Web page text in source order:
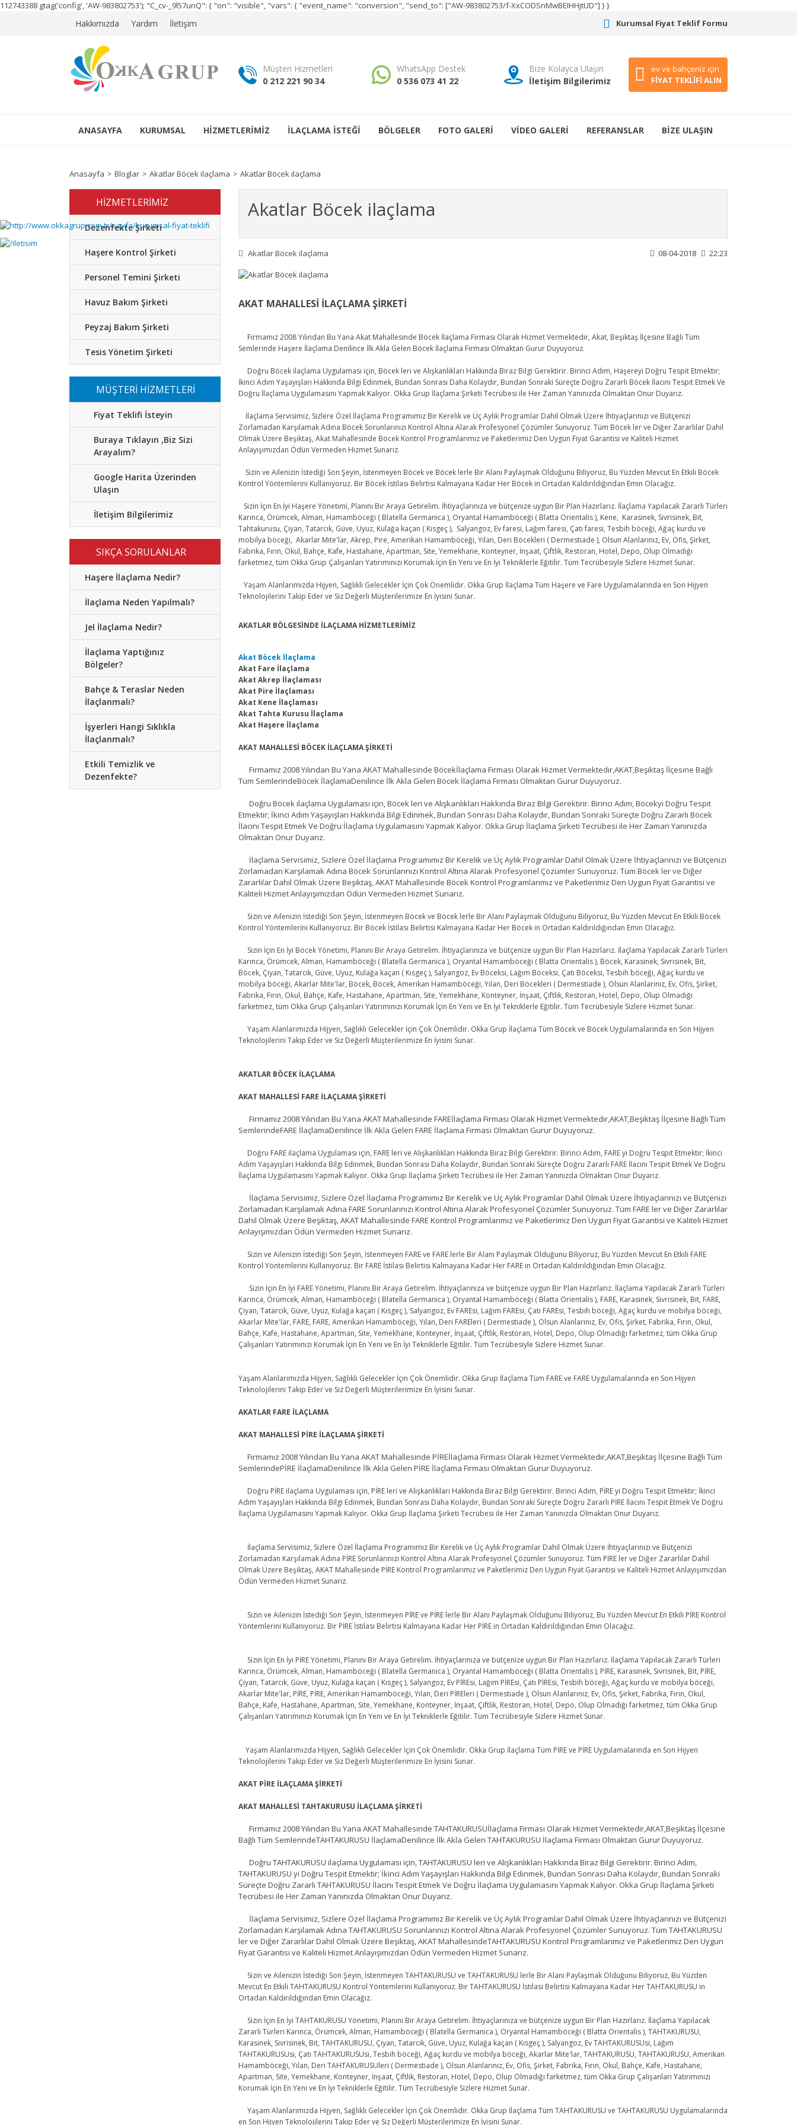
112743388 gtag('config', 'AW-983802753'); "C_cv-_9l57unQ": { "on": "visible", "vars": { "event_name": "conversion", "send_to": ["AW-983802753/f-XxCODSnMwBEIHHjtUD"] } }
Hakkımızda Yardım İletişim Kurumsal Fiyat Teklif Formu
Müşteri Hizmetleri
0 212 221 90 34
WhatsApp Destek
0 536 073 41 22
Bize Kolayca Ulaşın
İletişim Bilgilerimiz
ev ve bahçeniz için
FİYAT TEKLİFİ ALIN
ANASAYFA KURUMSAL HİZMETLERİMİZ İLAÇLAMA İSTEĞİ BÖLGELER FOTO GALERİ VİDEO GALERİ REFERANSLAR BİZE ULAŞIN
Anasayfa Bloglar Akatlar Böcek ilaçlama Akatlar Böcek ilaçlama
HİZMETLERİMİZ
Dezenfekte Şirketi
Haşere Kontrol Şirketi
Personel Temini Şirketi
Havuz Bakım Şirketi
Peyzaj Bakım Şirketi
Tesis Yönetim Şirketi
MÜŞTERİ HİZMETLERİ
Fiyat Teklifi İsteyin
Buraya Tıklayın ,Biz Sizi
Arayalım?
Google Harita Üzerinden
Ulaşın
İletişim Bilgilerimiz
SIKÇA SORULANLAR
Haşere İlaçlama Nedir?
İlaçlama Neden Yapılmalı?
Jel İlaçlama Nedir?
İlaçlama Yaptığınız
Bölgeler?
Bahçe & Teraslar Neden
İlaçlanmalı?
İşyerleri Hangi Sıklıkla
İlaçlanmalı?
Etkili Temizlik ve
Dezenfekte?
Akatlar Böcek ilaçlama
Akatlar Böcek ilaçlama 08-04-2018 22:23
AKAT MAHALLESİ İLAÇLAMA ŞİRKETİ
Firmamız 2008 Yılından Bu Yana Akat Mahallesinde Böcek İlaçlama Firması Olarak Hizmet Vermektedir, Akat, Beşiktaş İlçesine Bağlı Tüm
Semlerinde Haşere İlaçlama Denilince İlk Akla Gelen Böcek İlaçlama Firması Olmaktan Gurur Duyuyoruz.
Doğru Böcek ilaçlama Uygulaması için, Böcek leri ve Alışkanlıkları Hakkında Biraz Bilgi Gerektirir. Birinci Adım, Haşereyi Doğru Tespit Etmektir;
İkinci Adım Yaşayışları Hakkında Bilgi Edinmek, Bundan Sonrası Daha Kolaydır, Bundan Sonraki Süreçte Doğru Zararlı Böcek İlacını Tespit Etmek Ve
Doğru İlaçlama Uygulamasını Yapmak Kalıyor. Okka Grup İlaçlama Şirketi Tecrübesi ile Her Zaman Yanınızda Olmaktan Onur Duyarız.
İlaçlama Servisimiz, Sizlere Özel İlaçlama Programımız Bir Kerelik ve Üç Aylık Programlar Dahil Olmak Üzere İhtiyaçlarınızı ve Bütçenizi
Zorlamadan Karşılamak Adına Böcek Sorunlarınızı Kontrol Altına Alarak Profesyonel Çözümler Sunuyoruz. Tüm Böcek ler ve Diğer Zararlılar Dahil
Olmak Üzere Beşiktaş, Akat Mahallesinde Böcek Kontrol Programlarımız ve Paketlerimiz Den Uygun Fiyat Garantisi ve Kaliteli Hizmet
Anlayışımızdan Ödün Vermeden Hizmet Sunarız.
Sizin ve Ailenizin İstediği Son Şeyin, İstenmeyen Böcek ve Böcek lerle Bir Alanı Paylaşmak Olduğunu Biliyoruz, Bu Yüzden Mevcut En Etkili Böcek
Kontrol Yöntemlerini Kullanıyoruz. Bir Böcek İstilası Belirtisi Kalmayana Kadar Her Böcek in Ortadan Kaldırıldığından Emin Olacağız.
Sizin İçin En İyi Haşere Yönetimi, Planını Bir Araya Getirelim. İhtiyaçlarınıza ve bütçenize uygun Bir Plan Hazırlarız. İlaçlama Yapılacak Zararlı Türleri
Karınca, Örümcek, Alman, Hamamböceği ( Blatella Germanica ), Oryantal Hamamböceği ( Blatta Orientalis ), Kene, Karasinek, Sivrisinek, Bit,
Tahtakurusu, Çiyan, Tatarcık, Güve, Uyuz, Kulağa kaçan ( Kısgeç ), Salyangoz, Ev faresi, Lağım faresi, Çatı faresi, Tesbih böceği, Ağaç kurdu ve
mobilya böceği, Akarlar Mite'lar, Akrep, Pire, Amerikan Hamamböceği, Yılan, Deri Böcekleri ( Dermestiade ), Olsun Alanlarınız, Ev, Ofis, Şirket,
Fabrika, Fırın, Okul, Bahçe, Kafe, Hastahane, Apartman, Site, Yemekhane, Konteyner, İnşaat, Çiftlik, Restoran, Hotel, Depo, Olup Olmadığı
farketmez, tüm Okka Grup Çalışanları Yatırımınızı Korumak İçin En Yeni ve En İyi Tekniklerle Eğitilir. Tüm Tecrübesiyle Sizlere Hizmet Sunar.
Yaşam Alanlarımızda Hijyen, Sağlıklı Gelecekler İçin Çok Önemlidir. Okka Grup İlaçlama Tüm Haşere ve Fare Uygulamalarında en Son Hijyen
Teknolojilerini Takip Eder ve Siz Değerli Müşterilerimize En İyisini Sunar.
AKATLAR BÖLGESİNDE İLAÇLAMA HİZMETLERİMİZ
Akat Böcek İlaçlama
Akat Fare İlaçlama
Akat Akrep İlaçlaması
Akat Pire İlaçlaması
Akat Kene İlaçlaması
Akat Tahta Kurusu İlaçlama
Akat Haşere İlaçlama
AKAT MAHALLESİ BÖCEK İLAÇLAMA ŞİRKETİ
Firmamız 2008 Yılından Bu Yana AKAT Mahallesinde Böcekİlaçlama Firması Olarak Hizmet Vermektedir,AKAT,Beşiktaş İlçesine Bağlı
Tüm SemlerindeBöcek İlaçlamaDenilince İlk Akla Gelen Böcek İlaçlama Firması Olmaktan Gurur Duyuyoruz.
Doğru Böcek ilaçlama Uygulaması için, Böcek leri ve Alışkanlıkları Hakkında Biraz Bilgi Gerektirir. Birinci Adım, Böcekyi Doğru Tespit
Etmektir; İkinci Adım Yaşayışları Hakkında Bilgi Edinmek, Bundan Sonrası Daha Kolaydır, Bundan Sonraki Süreçte Doğru Zararlı Böcek
İlacını Tespit Etmek Ve Doğru İlaçlama Uygulamasını Yapmak Kalıyor. Okka Grup İlaçlama Şirketi Tecrübesi ile Her Zaman Yanınızda
Olmaktan Onur Duyarız.
İlaçlama Servisimiz, Sizlere Özel İlaçlama Programımız Bir Kerelik ve Üç Aylık Programlar Dahil Olmak Üzere İhtiyaçlarınızı ve Bütçenizi
Zorlamadan Karşılamak Adına Böcek Sorunlarınızı Kontrol Altına Alarak Profesyonel Çözümler Sunuyoruz. Tüm Böcek ler ve Diğer
Zararlılar Dahil Olmak Üzere Beşiktaş, AKAT Mahallesinde Böcek Kontrol Programlarımız ve Paketlerimiz Den Uygun Fiyat Garantisi ve
Kaliteli Hizmet Anlayışımızdan Ödün Vermeden Hizmet Sunarız.
Sizin ve Ailenizin İstediği Son Şeyin, İstenmeyen Böcek ve Böcek lerle Bir Alanı Paylaşmak Olduğunu Biliyoruz, Bu Yüzden Mevcut En Etkili Böcek
Kontrol Yöntemlerini Kullanıyoruz. Bir Böcek İstilası Belirtisi Kalmayana Kadar Her Böcek in Ortadan Kaldırıldığından Emin Olacağız.
Sizin İçin En İyi Böcek Yönetimi, Planını Bir Araya Getirelim. İhtiyaçlarınıza ve bütçenize uygun Bir Plan Hazırlarız. İlaçlama Yapılacak Zararlı Türleri
Karınca, Örümcek, Alman, Hamamböceği ( Blatella Germanica ), Oryantal Hamamböceği ( Blatta Orientalis ), Böcek, Karasinek, Sivrisinek, Bit,
Böcek, Çiyan, Tatarcık, Güve, Uyuz, Kulağa kaçan ( Kısgeç ), Salyangoz, Ev Böceksi, Lağım Böceksi, Çatı Böceksi, Tesbih böceği, Ağaç kurdu ve
mobilya böceği, Akarlar Mite'lar, Böcek, Böcek, Amerikan Hamamböceği, Yılan, Deri Böcekleri ( Dermestiade ), Olsun Alanlarınız, Ev, Ofis, Şirket,
Fabrika, Fırın, Okul, Bahçe, Kafe, Hastahane, Apartman, Site, Yemekhane, Konteyner, İnşaat, Çiftlik, Restoran, Hotel, Depo, Olup Olmadığı
farketmez, tüm Okka Grup Çalışanları Yatırımınızı Korumak İçin En Yeni ve En İyi Tekniklerle Eğitilir. Tüm Tecrübesiyle Sizlere Hizmet Sunar.
Yaşam Alanlarımızda Hijyen, Sağlıklı Gelecekler İçin Çok Önemlidir. Okka Grup İlaçlama Tüm Böcek ve Böcek Uygulamalarında en Son Hijyen
Teknolojilerini Takip Eder ve Siz Değerli Müşterilerimize En İyisini Sunar.
AKATLAR BÖCEK İLAÇLAMA
AKAT MAHALLESİ FARE İLAÇLAMA ŞİRKETİ
Firmamız 2008 Yılından Bu Yana AKAT Mahallesinde FAREİlaçlama Firması Olarak Hizmet Vermektedir,AKAT,Beşiktaş İlçesine Bağlı Tüm
SemlerindeFARE İlaçlamaDenilince İlk Akla Gelen FARE İlaçlama Firması Olmaktan Gurur Duyuyoruz.
Doğru FARE ilaçlama Uygulaması için, FARE leri ve Alışkanlıkları Hakkında Biraz Bilgi Gerektirir. Birinci Adım, FARE yi Doğru Tespit Etmektir; İkinci
Adım Yaşayışları Hakkında Bilgi Edinmek, Bundan Sonrası Daha Kolaydır, Bundan Sonraki Süreçte Doğru Zararlı FARE İlacını Tespit Etmek Ve Doğru
İlaçlama Uygulamasını Yapmak Kalıyor. Okka Grup İlaçlama Şirketi Tecrübesi ile Her Zaman Yanınızda Olmaktan Onur Duyarız.
İlaçlama Servisimiz, Sizlere Özel İlaçlama Programımız Bir Kerelik ve Üç Aylık Programlar Dahil Olmak Üzere İhtiyaçlarınızı ve Bütçenizi
Zorlamadan Karşılamak Adına FARE Sorunlarınızı Kontrol Altına Alarak Profesyonel Çözümler Sunuyoruz. Tüm FARE ler ve Diğer Zararlılar
Dahil Olmak Üzere Beşiktaş, AKAT Mahallesinde FARE Kontrol Programlarımız ve Paketlerimiz Den Uygun Fiyat Garantisi ve Kaliteli Hizmet
Anlayışımızdan Ödün Vermeden Hizmet Sunarız.
Sizin ve Ailenizin İstediği Son Şeyin, İstenmeyen FARE ve FARE lerle Bir Alanı Paylaşmak Olduğunu Biliyoruz, Bu Yüzden Mevcut En Etkili FARE
Kontrol Yöntemlerini Kullanıyoruz. Bir FARE İstilası Belirtisi Kalmayana Kadar Her FARE in Ortadan Kaldırıldığından Emin Olacağız.
Sizin İçin En İyi FARE Yönetimi, Planını Bir Araya Getirelim. İhtiyaçlarınıza ve bütçenize uygun Bir Plan Hazırlarız. İlaçlama Yapılacak Zararlı Türleri
Karınca, Örümcek, Alman, Hamamböceği ( Blatella Germanica ), Oryantal Hamamböceği ( Blatta Orientalis ), FARE, Karasinek, Sivrisinek, Bit, FARE,
Çiyan, Tatarcık, Güve, Uyuz, Kulağa kaçan ( Kısgeç ), Salyangoz, Ev FAREsi, Lağım FAREsi, Çatı FAREsi, Tesbih böceği, Ağaç kurdu ve mobilya böceği,
Akarlar Mite'lar, FARE, FARE, Amerikan Hamamböceği, Yılan, Deri FAREleri ( Dermestiade ), Olsun Alanlarınız, Ev, Ofis, Şirket, Fabrika, Fırın, Okul,
Bahçe, Kafe, Hastahane, Apartman, Site, Yemekhane, Konteyner, İnşaat, Çiftlik, Restoran, Hotel, Depo, Olup Olmadığı farketmez, tüm Okka Grup
Çalışanları Yatırımınızı Korumak İçin En Yeni ve En İyi Tekniklerle Eğitilir. Tüm Tecrübesiyle Sizlere Hizmet Sunar.
Yaşam Alanlarımızda Hijyen, Sağlıklı Gelecekler İçin Çok Önemlidir. Okka Grup İlaçlama Tüm FARE ve FARE Uygulamalarında en Son Hijyen
Teknolojilerini Takip Eder ve Siz Değerli Müşterilerimize En İyisini Sunar.
AKATLAR FARE İLAÇLAMA
AKAT MAHALLESİ PİRE İLAÇLAMA ŞİRKETİ
Firmamız 2008 Yılından Bu Yana AKAT Mahallesinde PİREİlaçlama Firması Olarak Hizmet Vermektedir,AKAT,Beşiktaş İlçesine Bağlı Tüm
SemlerindePİRE İlaçlamaDenilince İlk Akla Gelen PİRE İlaçlama Firması Olmaktan Gurur Duyuyoruz.
Doğru PİRE ilaçlama Uygulaması için, PİRE leri ve Alışkanlıkları Hakkında Biraz Bilgi Gerektirir. Birinci Adım, PİRE yi Doğru Tespit Etmektir; İkinci
Adım Yaşayışları Hakkında Bilgi Edinmek, Bundan Sonrası Daha Kolaydır, Bundan Sonraki Süreçte Doğru Zararlı PİRE İlacını Tespit Etmek Ve Doğru
İlaçlama Uygulamasını Yapmak Kalıyor. Okka Grup İlaçlama Şirketi Tecrübesi ile Her Zaman Yanınızda Olmaktan Onur Duyarız.
İlaçlama Servisimiz, Sizlere Özel İlaçlama Programımız Bir Kerelik ve Üç Aylık Programlar Dahil Olmak Üzere İhtiyaçlarınızı ve Bütçenizi
Zorlamadan Karşılamak Adına PİRE Sorunlarınızı Kontrol Altına Alarak Profesyonel Çözümler Sunuyoruz. Tüm PİRE ler ve Diğer Zararlılar Dahil
Olmak Üzere Beşiktaş, AKAT Mahallesinde PİRE Kontrol Programlarımız ve Paketlerimiz Den Uygun Fiyat Garantisi ve Kaliteli Hizmet Anlayışımızdan
Ödün Vermeden Hizmet Sunarız.
Sizin ve Ailenizin İstediği Son Şeyin, İstenmeyen PİRE ve PİRE lerle Bir Alanı Paylaşmak Olduğunu Biliyoruz, Bu Yüzden Mevcut En Etkili PİRE Kontrol
Yöntemlerini Kullanıyoruz. Bir PİRE İstilası Belirtisi Kalmayana Kadar Her PİRE in Ortadan Kaldırıldığından Emin Olacağız.
Sizin İçin En İyi PİRE Yönetimi, Planını Bir Araya Getirelim. İhtiyaçlarınıza ve bütçenize uygun Bir Plan Hazırlarız. İlaçlama Yapılacak Zararlı Türleri
Karınca, Örümcek, Alman, Hamamböceği ( Blatella Germanica ), Oryantal Hamamböceği ( Blatta Orientalis ), PİRE, Karasinek, Sivrisinek, Bit, PİRE,
Çiyan, Tatarcık, Güve, Uyuz, Kulağa kaçan ( Kısgeç ), Salyangoz, Ev PİREsi, Lağım PİREsi, Çatı PİREsi, Tesbih böceği, Ağaç kurdu ve mobilya böceği,
Akarlar Mite'lar, PİRE, PİRE, Amerikan Hamamböceği, Yılan, Deri PİREleri ( Dermestiade ), Olsun Alanlarınız, Ev, Ofis, Şirket, Fabrika, Fırın, Okul,
Bahçe, Kafe, Hastahane, Apartman, Site, Yemekhane, Konteyner, İnşaat, Çiftlik, Restoran, Hotel, Depo, Olup Olmadığı farketmez, tüm Okka Grup
Çalışanları Yatırımınızı Korumak İçin En Yeni ve En İyi Tekniklerle Eğitilir. Tüm Tecrübesiyle Sizlere Hizmet Sunar.
Yaşam Alanlarımızda Hijyen, Sağlıklı Gelecekler İçin Çok Önemlidir. Okka Grup İlaçlama Tüm PİRE ve PİRE Uygulamalarında en Son Hijyen
Teknolojilerini Takip Eder ve Siz Değerli Müşterilerimize En İyisini Sunar.
AKAT PİRE İLAÇLAMA ŞİRKETİ
AKAT MAHALLESİ TAHTAKURUSU İLAÇLAMA ŞİRKETİ
Firmamız 2008 Yılından Bu Yana AKAT Mahallesinde TAHTAKURUSUİlaçlama Firması Olarak Hizmet Vermektedir,AKAT,Beşiktaş İlçesine
Bağlı Tüm SemlerindeTAHTAKURUSU İlaçlamaDenilince İlk Akla Gelen TAHTAKURUSU İlaçlama Firması Olmaktan Gurur Duyuyoruz.
Doğru TAHTAKURUSU ilaçlama Uygulaması için, TAHTAKURUSU leri ve Alışkanlıkları Hakkında Biraz Bilgi Gerektirir. Birinci Adım,
TAHTAKURUSU yi Doğru Tespit Etmektir; İkinci Adım Yaşayışları Hakkında Bilgi Edinmek, Bundan Sonrası Daha Kolaydır, Bundan Sonraki
Süreçte Doğru Zararlı TAHTAKURUSU İlacını Tespit Etmek Ve Doğru İlaçlama Uygulamasını Yapmak Kalıyor. Okka Grup İlaçlama Şirketi
Tecrübesi ile Her Zaman Yanınızda Olmaktan Onur Duyarız.
İlaçlama Servisimiz, Sizlere Özel İlaçlama Programımız Bir Kerelik ve Üç Aylık Programlar Dahil Olmak Üzere İhtiyaçlarınızı ve Bütçenizi
Zorlamadan Karşılamak Adına TAHTAKURUSU Sorunlarınızı Kontrol Altına Alarak Profesyonel Çözümler Sunuyoruz. Tüm TAHTAKURUSU
ler ve Diğer Zararlılar Dahil Olmak Üzere Beşiktaş, AKAT MahallesindeTAHTAKURUSU Kontrol Programlarımız ve Paketlerimiz Den Uygun
Fiyat Garantisi ve Kaliteli Hizmet Anlayışımızdan Ödün Vermeden Hizmet Sunarız.
Sizin ve Ailenizin İstediği Son Şeyin, İstenmeyen TAHTAKURUSU ve TAHTAKURUSU lerle Bir Alanı Paylaşmak Olduğunu Biliyoruz, Bu Yüzden
Mevcut En Etkili TAHTAKURUSU Kontrol Yöntemlerini Kullanıyoruz. Bir TAHTAKURUSU İstilası Belirtisi Kalmayana Kadar Her TAHTAKURUSU in
Ortadan Kaldırıldığından Emin Olacağız.
Sizin İçin En İyi TAHTAKURUSU Yönetimi, Planını Bir Araya Getirelim. İhtiyaçlarınıza ve bütçenize uygun Bir Plan Hazırlarız. İlaçlama Yapılacak
Zararlı Türleri Karınca, Örümcek, Alman, Hamamböceği ( Blatella Germanica ), Oryantal Hamamböceği ( Blatta Orientalis ), TAHTAKURUSU,
Karasinek, Sivrisinek, Bit, TAHTAKURUSU, Çiyan, Tatarcık, Güve, Uyuz, Kulağa kaçan ( Kısgeç ), Salyangoz, Ev TAHTAKURUSUsi, Lağım
TAHTAKURUSUsi, Çatı TAHTAKURUSUsi, Tesbih böceği, Ağaç kurdu ve mobilya böceği, Akarlar Mite'lar, TAHTAKURUSU, TAHTAKURUSU, Amerikan
Hamamböceği, Yılan, Deri TAHTAKURUSUleri ( Dermestiade ), Olsun Alanlarınız, Ev, Ofis, Şirket, Fabrika, Fırın, Okul, Bahçe, Kafe, Hastahane,
Apartman, Site, Yemekhane, Konteyner, İnşaat, Çiftlik, Restoran, Hotel, Depo, Olup Olmadığı farketmez, tüm Okka Grup Çalışanları Yatırımınızı
Korumak İçin En Yeni ve En İyi Tekniklerle Eğitilir. Tüm Tecrübesiyle Sizlere Hizmet Sunar.
Yaşam Alanlarımızda Hijyen, Sağlıklı Gelecekler İçin Çok Önemlidir. Okka Grup İlaçlama Tüm TAHTAKURUSU ve TAHTAKURUSU Uygulamalarında
en Son Hijyen Teknolojilerini Takip Eder ve Siz Değerli Müşterilerimize En İyisini Sunar.